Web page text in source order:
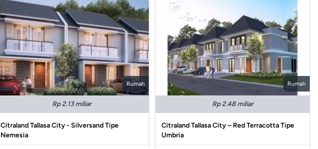
Rumah
Rp 2.13 miliar
Citraland Tallasa City - Silversand Tipe
Nemesia
Rumah
Rp 2.48 miliar
Citraland Tallasa City – Red Terracotta Tipe
Umbria